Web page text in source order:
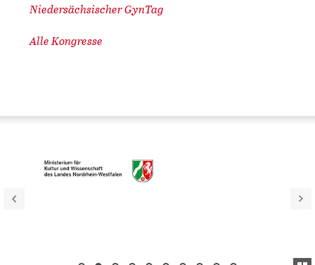
Niedersächsischer GynTag
Alle Kongresse